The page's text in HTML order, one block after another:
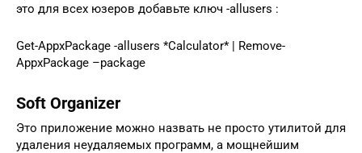
это для всех юзеров добавьте ключ -allusers :
Get-AppxPackage -allusers *Calculator* | Remove-
AppxPackage –package
Soft Organizer
Это приложение можно назвать не просто утилитой для
удаления неудаляемых программ, а мощнейшим